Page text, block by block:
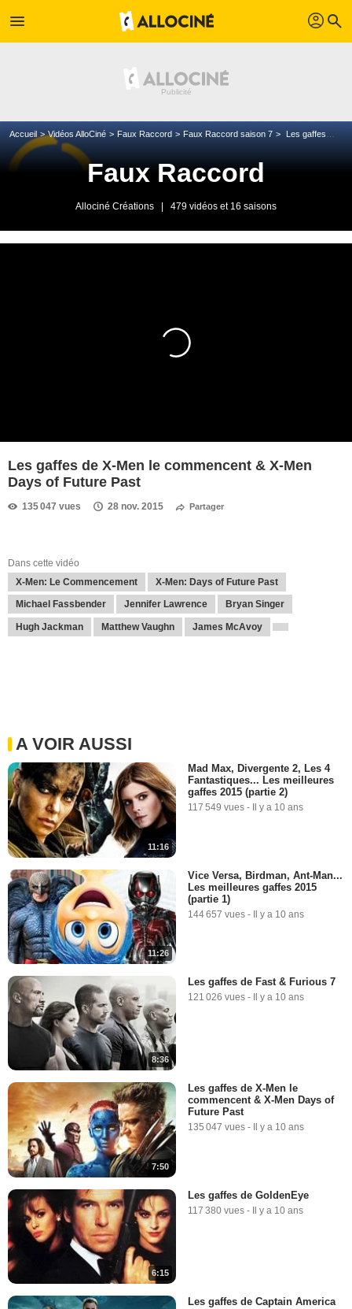
menu profil search
Accueil Vidéos AlloCiné Faux Raccord Faux Raccord saison 7 Les gaffes de X-Men le commencent & X-Men Days of Future Past
Faux Raccord
Allociné Créations 479 vidéos et 16 saisons
Les gaffes de X-Men le commencent & X-Men
Days of Future Past
135 047 vues 28 nov. 2015 Partager
Dans cette vidéo
X-Men: Le Commencement
X-Men: Days of Future Past
Michael Fassbender Jennifer Lawrence Bryan Singer
Hugh Jackman Matthew Vaughn James McAvoy
A VOIR AUSSI
11:16
Mad Max, Divergente 2, Les 4
Fantastiques... Les meilleures
gaffes 2015 (partie 2)
117 549 vues - Il y a 10 ans
11:26
Vice Versa, Birdman, Ant-Man...
Les meilleures gaffes 2015
(partie 1)
144 657 vues - Il y a 10 ans
8:36
Les gaffes de Fast & Furious 7
121 026 vues - Il y a 10 ans
7:50
Les gaffes de X-Men le
commencent & X-Men Days of
Future Past
135 047 vues - Il y a 10 ans
6:15
Les gaffes de GoldenEye
117 380 vues - Il y a 10 ans
Les gaffes de Captain America